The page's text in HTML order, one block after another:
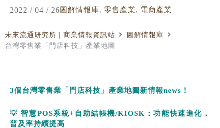
2022 / 04 / 26圖解情報庫, 零售產業, 電商產業
未來流通研究所 | 商業情報資訊站
圖解情報庫
台灣零售業「門店科技」產業地圖
3個台灣零售業「門店科技」產業地圖新情報news ！
💡智慧POS系統+ 自助結帳機/KIOSK ：功能快速進化，
普及率持續提高